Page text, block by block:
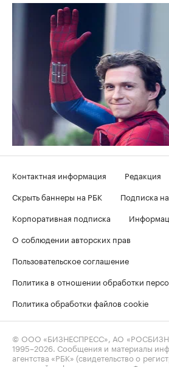
Контактная информация
Редакция
Скрыть баннеры на РБК
Подписка
Корпоративная подписка
О соблюдении авторских прав
Пользовательское соглашение
Политика в отношении обработки
Политика обработки файлов cookie
© ООО «БИЗНЕСПРЕСС», АО
1995–2026. Сообщения и материалы
агентства «РБК» (свидетельство о